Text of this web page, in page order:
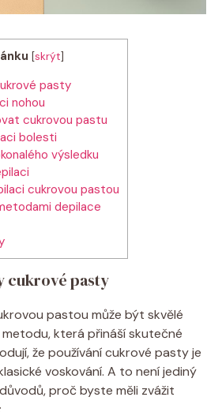
[skrýt]
pasty
nohou
cukrovou pastu
bolesti
výsledku
cukrovou pastou
depilace
cukrové pasty
pastou může být skvělé
která přináší skutečné
že používání cukrové pasty je
voskování. A to není jediný
proč byste měli zvážit